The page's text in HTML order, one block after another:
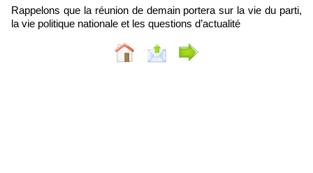
Rappelons que la réunion de demain portera sur la vie du parti,
la vie politique nationale et les questions d’actualité